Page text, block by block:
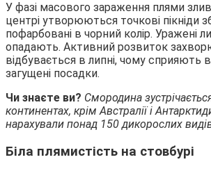
У фазі масового зараження плями
центрі утворюються точкові пікніди
пофарбовані в чорний колір. Уражені
опадають. Активний розвиток
відбувається в липні, чому сприяють
загущені посадки.
Чи знаєте ви? Смородина
континентах, крім Австралії і
нарахували понад 150 дикорослих
Біла плямистість на стовбурі